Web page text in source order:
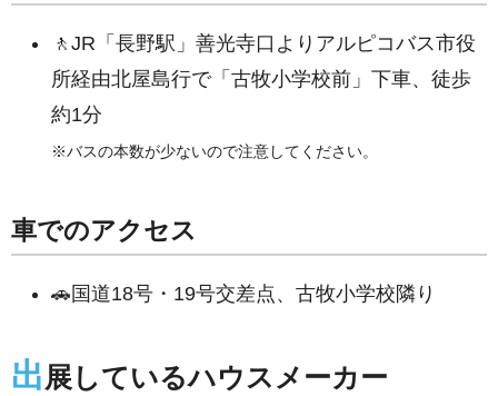
🚶JR「長野駅」善光寺口よりアルピコバス市役
所経由北屋島行で「古牧小学校前」下車、徒歩
約1分
※バスの本数が少ないので注意してください。
車でのアクセス
🚗国道18号・19号交差点、古牧小学校隣り
出展しているハウスメーカー